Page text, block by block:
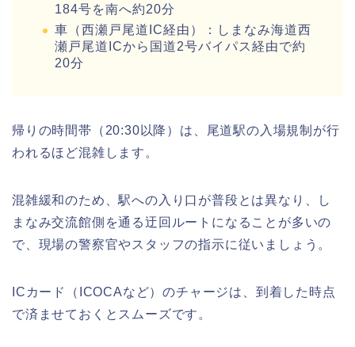
184号を南へ約20分
車（西瀬戸尾道IC経由）：しまなみ海道西
瀬戸尾道ICから国道2号バイパス経由で約
20分
帰りの時間帯（20:30以降）は、尾道駅の入場規制が行
われるほど混雑します。
混雑緩和のため、駅への入り口が普段とは異なり、し
まなみ交流館側を通る迂回ルートになることが多いの
で、現場の警察官やスタッフの指示に従いましょう。
ICカード（ICOCAなど）のチャージは、到着した時点
で済ませておくとスムーズです。